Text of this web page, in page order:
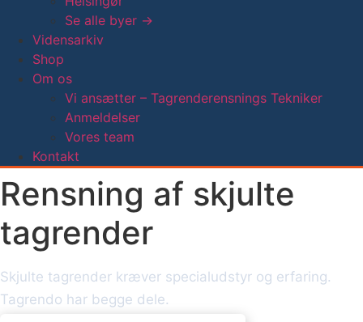
Se alle byer →
Vidensarkiv
Shop
Om os
Vi ansætter – Tagrenderensnings Tekniker
Anmeldelser
Vores team
Kontakt
Rensning af skjulte
tagrender
Skjulte tagrender kræver specialudstyr og erfaring.
Tagrendo har begge dele.